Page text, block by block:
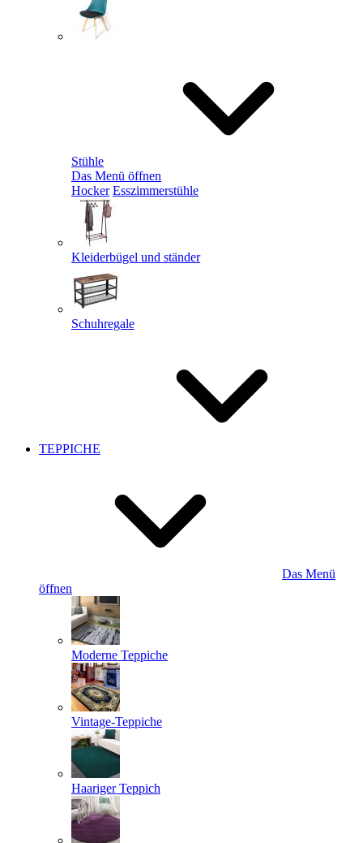
Stühle
Das Menü öffnen
Hocker Esszimmerstühle
Kleiderbügel und ständer
Schuhregale
TEPPICHE
Das Menü
öffnen
Moderne Teppiche
Vintage-Teppiche
Haariger Teppich